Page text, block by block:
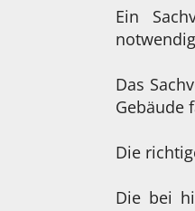
Ein
Das
Gebäude
Die
Die bei